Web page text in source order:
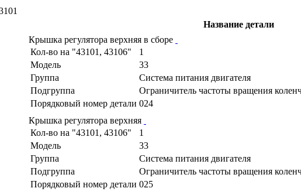
Название детали
Крышка регулятора верхняя в сборе
Кол-во на "43101, 43106"
1
Модель
33
Группа
Cистема питания двигателя
Подгруппа
Ограничитель частоты вращения
Порядковый номер детали 024
Крышка регулятора верхняя
Кол-во на "43101, 43106"
1
Модель
33
Группа
Cистема питания двигателя
Подгруппа
Ограничитель частоты вращения
Порядковый номер детали 025